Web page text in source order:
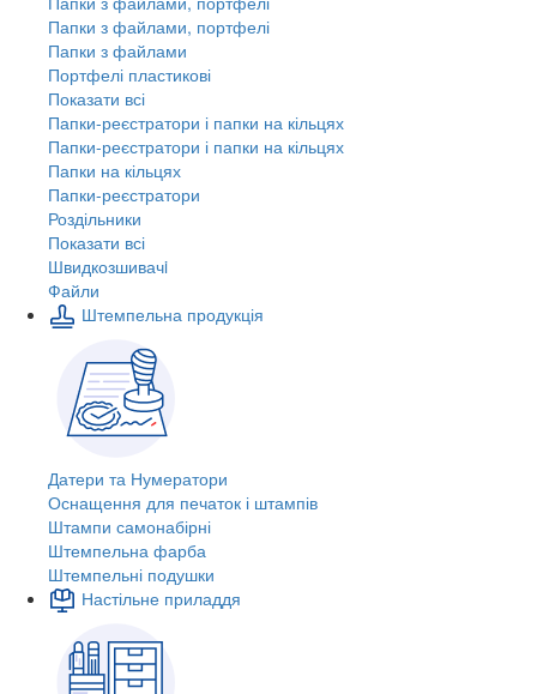
Папки з файлами, портфелі
Папки з файлами
Портфелі пластикові
Показати всі
Папки-реєстратори і папки на кільцях
Папки-реєстратори і папки на кільцях
Папки на кільцях
Папки-реєстратори
Роздільники
Показати всі
Швидкозшивачi
Файли
Штемпельна продукція
Датери та Нумератори
Оснащення для печаток і штампів
Штампи самонабірні
Штемпельна фарба
Штемпельні подушки
Настільне приладдя